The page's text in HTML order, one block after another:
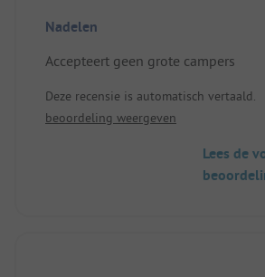
Nadelen
Accepteert geen grote campers
Deze recensie is automatisch vertaald.
beoordeling weergeven
Lees de